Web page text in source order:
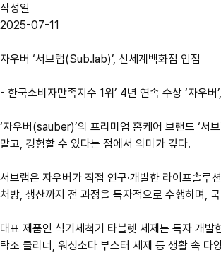
작성일
2025-07-11
자우버 ‘서브랩(Sub.lab)’, 신세계백화점 입점
- 한국소비자만족지수 1위’ 4년 연속 수상 ‘자우버
‘자우버(sauber)’의 프리미엄 홈케어 브랜드 ‘서
맡고, 경험할 수 있다는 점에서 의미가 깊다.
서브랩은 자우버가 직접 연구·개발한 라이프솔루
처방, 생산까지 전 과정을 독자적으로 수행하며,
대표 제품인 식기세척기 타블렛 세제는 독자 개
탁조 클리너, 워싱소다 부스터 세제 등 생활 속